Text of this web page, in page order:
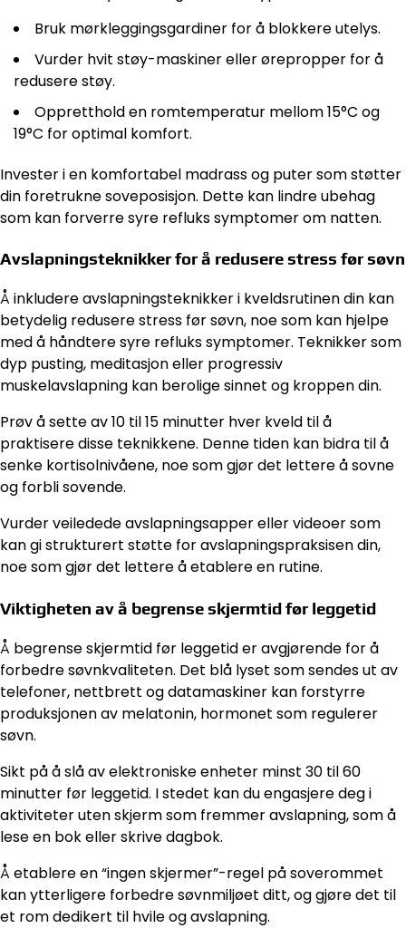
Bruk mørkleggingsgardiner for å blokkere utelys.
Vurder hvit støy-maskiner eller ørepropper for å
redusere støy.
Oppretthold en romtemperatur mellom 15°C og
19°C for optimal komfort.
Invester i en komfortabel madrass og puter som støtter
din foretrukne soveposisjon. Dette kan lindre ubehag
som kan forverre syre refluks symptomer om natten.
Avslapningsteknikker for å redusere stress før søvn
Å inkludere avslapningsteknikker i kveldsrutinen din kan
betydelig redusere stress før søvn, noe som kan hjelpe
med å håndtere syre refluks symptomer. Teknikker som
dyp pusting, meditasjon eller progressiv
muskelavslapning kan berolige sinnet og kroppen din.
Prøv å sette av 10 til 15 minutter hver kveld til å
praktisere disse teknikkene. Denne tiden kan bidra til å
senke kortisolnivåene, noe som gjør det lettere å sovne
og forbli sovende.
Vurder veiledede avslapningsapper eller videoer som
kan gi strukturert støtte for avslapningspraksisen din,
noe som gjør det lettere å etablere en rutine.
Viktigheten av å begrense skjermtid før leggetid
Å begrense skjermtid før leggetid er avgjørende for å
forbedre søvnkvaliteten. Det blå lyset som sendes ut av
telefoner, nettbrett og datamaskiner kan forstyrre
produksjonen av melatonin, hormonet som regulerer
søvn.
Sikt på å slå av elektroniske enheter minst 30 til 60
minutter før leggetid. I stedet kan du engasjere deg i
aktiviteter uten skjerm som fremmer avslapning, som å
lese en bok eller skrive dagbok.
Å etablere en “ingen skjermer”-regel på soverommet
kan ytterligere forbedre søvnmiljøet ditt, og gjøre det til
et rom dedikert til hvile og avslapning.